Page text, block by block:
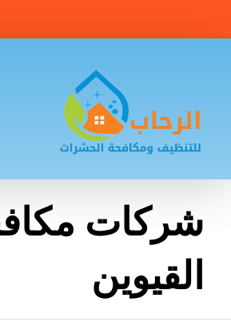
شركات
القيوين